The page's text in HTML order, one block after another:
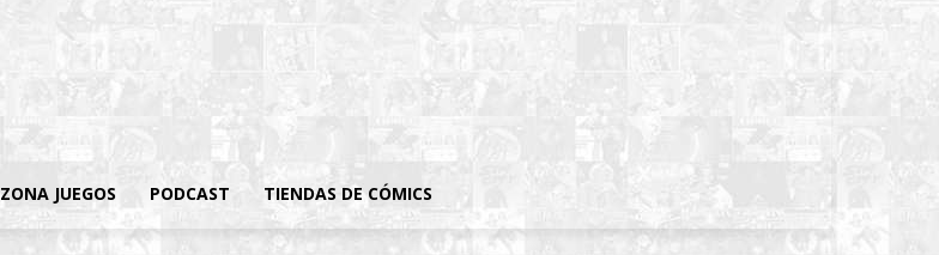
ZONA JUEGOS PODCAST TIENDAS DE CÓMICS